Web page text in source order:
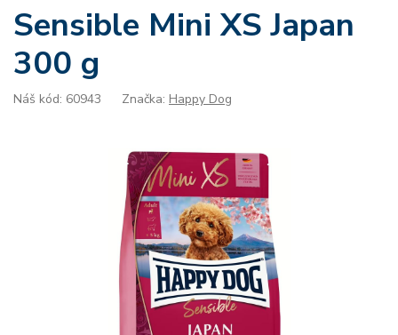
Sensible Mini XS Japan
300 g
Náš kód: 60943 Značka: Happy Dog